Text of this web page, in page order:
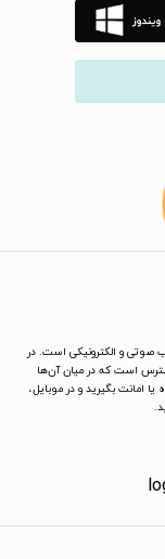
صوتی و الکترونیکی است. در
است که در میان آن‌ها
امانت بگیرید و در موبایل،